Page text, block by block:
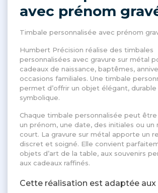
avec prénom
Timbale personnalisée avec prénom
Humbert Précision réalise des timbales
personnalisées avec gravure sur métal
cadeaux de naissance, baptêmes,
occasions familiales. Une timbale
permet d’offrir un objet élégant,
symbolique.
Chaque timbale personnalisée peut
un prénom, une date, des initiales ou un
court. La gravure sur métal apporte un
discret et soigné. Elle convient
objets d’art de la table, aux souvenirs
aux cadeaux raffinés.
Cette réalisation est adaptée